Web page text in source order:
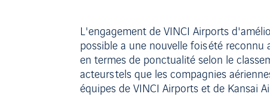
L'engagement de VINCI Airports
possible a une nouvelle fois été
en termes de ponctualité selon le
acteurs tels que les compagnies
équipes de VINCI Airports et de Kansai